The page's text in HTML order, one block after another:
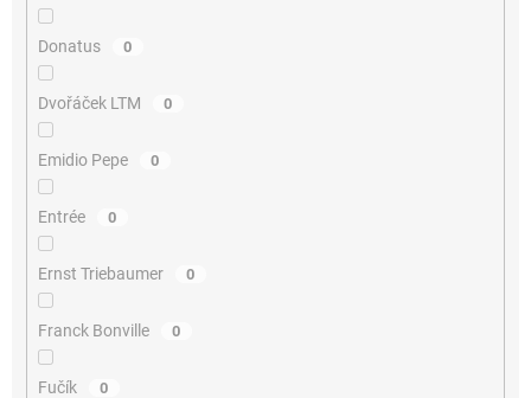
Donatus 0
Dvořáček LTM 0
Emidio Pepe 0
Entrée 0
Ernst Triebaumer 0
Franck Bonville 0
Fučík 0